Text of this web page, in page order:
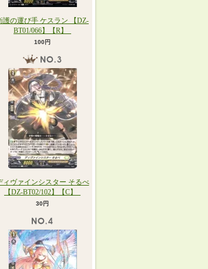
護の運び手 ケスラン 【DZ-
BT01/066】【R】_
100円
ィヴァインシスター そるべ
【DZ-BT02/102】【C】_
30円